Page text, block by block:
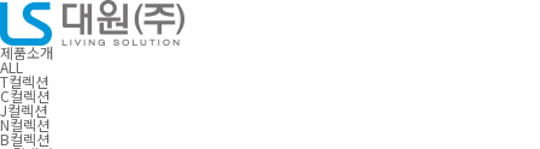
제품소개
ALL
T컬렉션
C컬렉션
J컬렉션
N컬렉션
B컬렉션